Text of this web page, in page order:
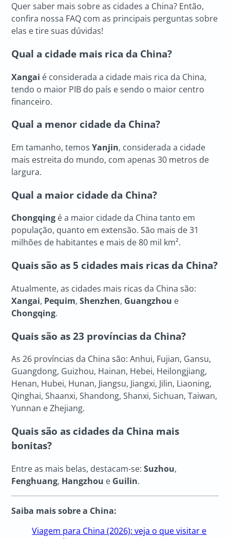
Quer saber mais sobre as cidades a China? Então,
confira nossa FAQ com as principais perguntas sobre
elas e tire suas dúvidas!
Qual a cidade mais rica da China?
Xangai é considerada a cidade mais rica da China,
tendo o maior PIB do país e sendo o maior centro
financeiro.
Qual a menor cidade da China?
Em tamanho, temosYanjin, considerada a cidade
mais estreita do mundo, com apenas 30 metros de
largura.
Qual a maior cidade da China?
Chongqing é a maior cidade da China tanto em
população, quanto em extensão. São mais de 31
milhões de habitantes e mais de 80 mil km².
Quais são as 5 cidades mais ricas da China?
Atualmente, as cidades mais ricas da China são:
Xangai, Pequim,Shenzhen, Guangzhou e
Chongqing.
Quais são as 23 províncias da China?
As 26 províncias da China são: Anhui, Fujian, Gansu,
Guangdong, Guizhou, Hainan, Hebei, Heilongjiang,
Henan, Hubei, Hunan, Jiangsu, Jiangxi, Jilin, Liaoning,
Qinghai, Shaanxi, Shandong, Shanxi, Sichuan, Taiwan,
Yunnan e Zhejiang.
Quais são as cidades da China mais
bonitas?
Entre as mais belas, destacam-se:Suzhou,
Fenghuang, Hangzhou e Guilin.
Saiba mais sobre a China:
Viagem para China (2026): veja o que visitar e